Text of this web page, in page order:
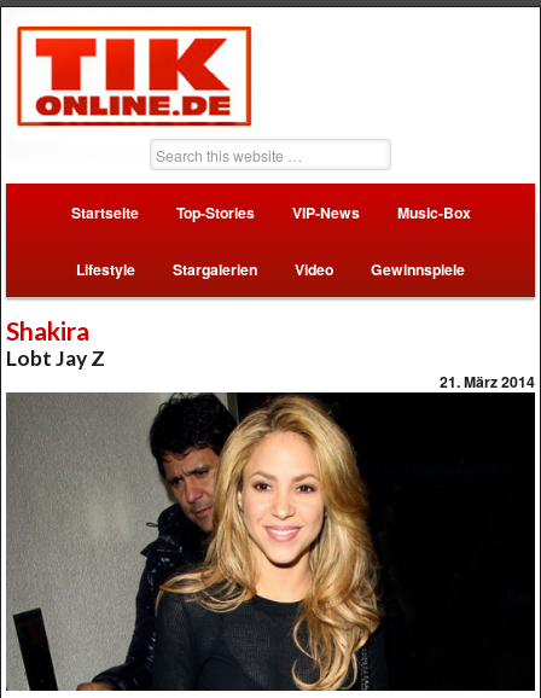
Startseite Top-Stories VIP-News Music-Box
Lifestyle Stargalerien Video Gewinnspiele
Shakira
Lobt Jay Z
21. März 2014